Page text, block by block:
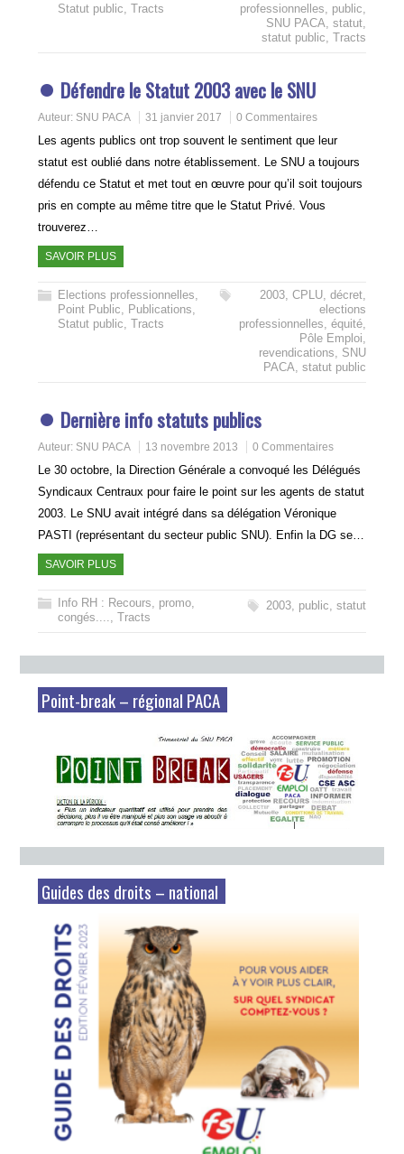
Statut public,Tracts
professionnelles, public,
SNU PACA, statut,
statut public, Tracts
Défendre le Statut 2003 avec le SNU
Auteur: SNU PACA 31 janvier 2017 0 Commentaires
Les agents publics ont trop souvent le sentiment que leur
statut est oublié dans notre établissement. Le SNU a toujours
défendu ce Statut et met tout en œuvre pour qu’il soit toujours
pris en compte au même titre que le Statut Privé. Vous
trouverez…
SAVOIR PLUS
Elections professionnelles,
Point Public, Publications,
Statut public,Tracts
2003, CPLU, décret,
elections
professionnelles, équité,
Pôle Emploi,
revendications, SNU
PACA, statut public
Dernière info statuts publics
Auteur: SNU PACA 13 novembre 2013 0 Commentaires
Le 30 octobre, la Direction Générale a convoqué les Délégués
Syndicaux Centraux pour faire le point sur les agents de statut
2003. Le SNU avait intégré dans sa délégation Véronique
PASTI (représentant du secteur public SNU). Enfin la DG se…
SAVOIR PLUS
Info RH : Recours, promo,
congés....,Tracts
2003, public, statut
Point-break – régional PACA
Guides des droits – national